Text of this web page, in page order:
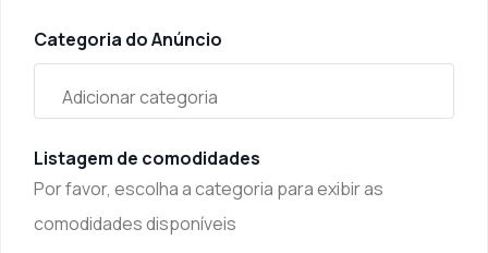
Categoria do Anúncio
Listagem de comodidades
Por favor, escolha a categoria para exibir as
comodidades disponíveis